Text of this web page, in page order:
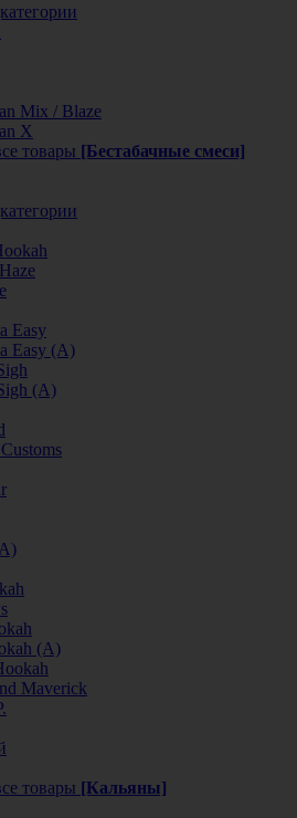
Mix / Blaze
X
товары [Бестабачные смеси]
Easy
Easy (А)
(А)
(А)
Maverick
товары [Кальяны]